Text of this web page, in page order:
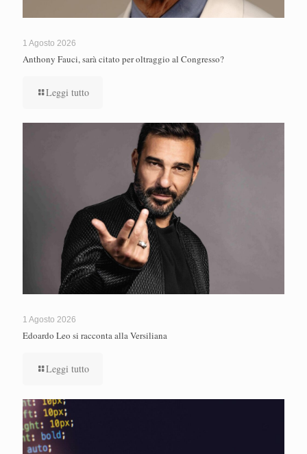
1 Agosto 2026
Anthony Fauci, sarà citato per oltraggio al Congresso?
Leggi tutto
1 Agosto 2026
Edoardo Leo si racconta alla Versiliana
Leggi tutto